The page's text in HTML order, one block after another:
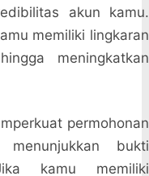
akun kamu.
memiliki lingkaran
meningkatkan
permohonan
bukti
kamu memiliki